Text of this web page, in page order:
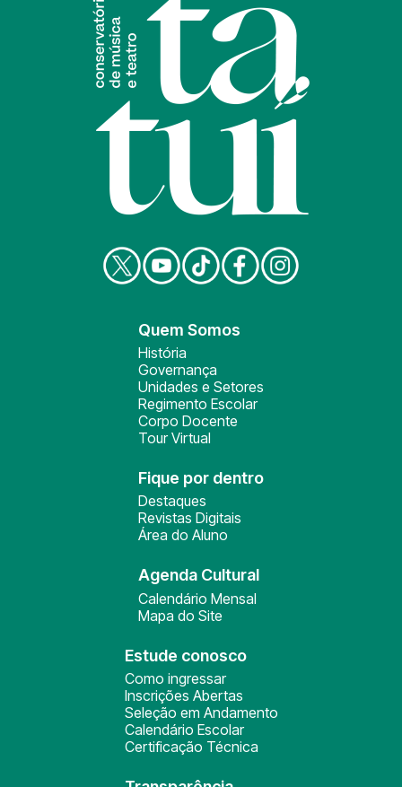
Quem Somos
História
Governança
Unidades e Setores
Regimento Escolar
Corpo Docente
Tour Virtual
Fique por dentro
Destaques
Revistas Digitais
Área do Aluno
Agenda Cultural
Calendário Mensal
Mapa do Site
Estude conosco
Como ingressar
Inscrições Abertas
Seleção em Andamento
Calendário Escolar
Certificação Técnica